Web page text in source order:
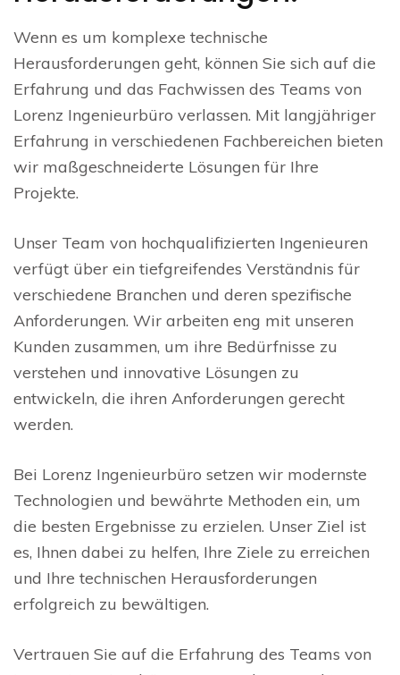
Wenn es um komplexe technische
Herausforderungen geht, können Sie sich auf die
Erfahrung und das Fachwissen des Teams von
Lorenz Ingenieurbüro verlassen. Mit langjähriger
Erfahrung in verschiedenen Fachbereichen bieten
wir maßgeschneiderte Lösungen für Ihre
Projekte.
Unser Team von hochqualifizierten Ingenieuren
verfügt über ein tiefgreifendes Verständnis für
verschiedene Branchen und deren spezifische
Anforderungen. Wir arbeiten eng mit unseren
Kunden zusammen, um ihre Bedürfnisse zu
verstehen und innovative Lösungen zu
entwickeln, die ihren Anforderungen gerecht
werden.
Bei Lorenz Ingenieurbüro setzen wir modernste
Technologien und bewährte Methoden ein, um
die besten Ergebnisse zu erzielen. Unser Ziel ist
es, Ihnen dabei zu helfen, Ihre Ziele zu erreichen
und Ihre technischen Herausforderungen
erfolgreich zu bewältigen.
Vertrauen Sie auf die Erfahrung des Teams von